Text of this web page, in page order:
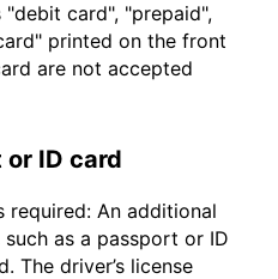
card", "prepaid",
printed on the front
are not accepted
ID card
required: An additional
as a passport or ID
The driver’s license